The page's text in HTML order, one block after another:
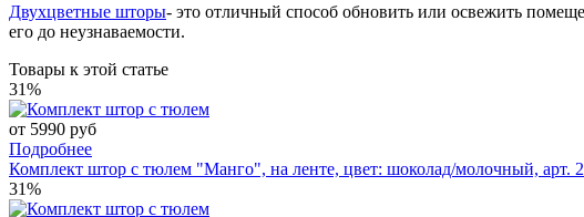
Двухцветные шторы- это отличный способ обновить или освежить
его до неузнаваемости.
Товары к этой статье
31%
от 5990 руб
Подробнее
Комплект штор с тюлем "Манго", на ленте, цвет: шоколад/молочный, арт.
31%